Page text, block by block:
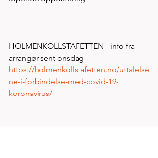
HOLMENKOLLSTAFETTEN - info fra
arrangør sent onsdag
https://holmenkollstafetten.no/uttalelse
ne-i-forbindelse-med-covid-19-
koronavirus/